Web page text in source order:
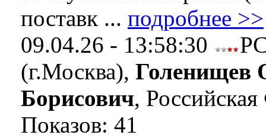
поставк ... подробнее >>
09.04.26 - 13:58:30
(г.Москва), Голенищев
Борисович,
Показов: 41